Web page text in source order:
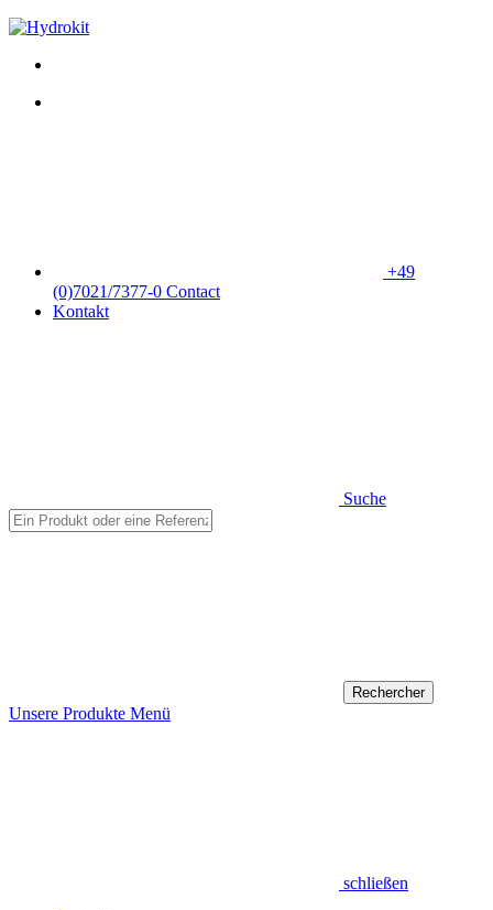
+49
(0)7021/7377-0 Contact
Kontakt
Suche
Unsere Produkte Menü
schließen